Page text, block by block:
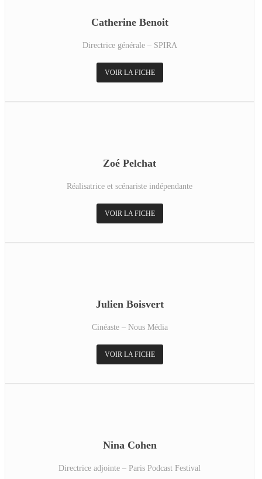
Catherine Benoit
Directrice générale – SPIRA
VOIR LA FICHE
Zoé Pelchat
Réalisatrice et scénariste indépendante
VOIR LA FICHE
Julien Boisvert
Cinéaste – Nous Média
VOIR LA FICHE
Nina Cohen
Directrice adjointe – Paris Podcast Festival